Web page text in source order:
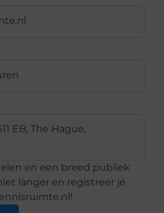
EB, The Hague,
en een breed publiek
langer en registreer je